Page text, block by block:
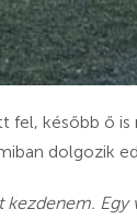
fel, később ő
dolgozik
Egy